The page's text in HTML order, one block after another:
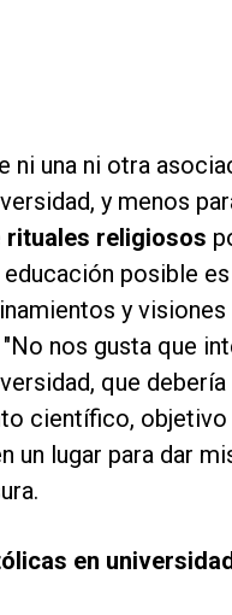
ni una ni otra
y menos
rituales religiosos
posible
y visiones
nos gusta que
que
científico, objetivo
un lugar para dar
en